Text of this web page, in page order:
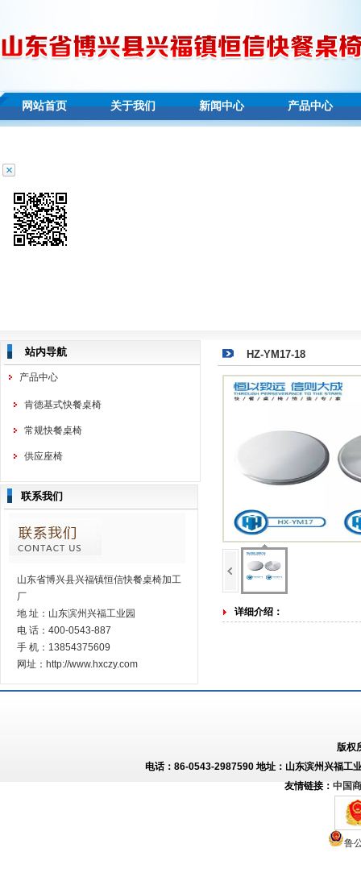
网站首页 关于我们 新闻中心 产品中心
站内导航
产品中心
肯德基式快餐桌椅
常规快餐桌椅
供应座椅
联系我们
山东省博兴县兴福镇恒信快餐桌椅加工
厂
地 址：山东滨州兴福工业园
电 话：400-0543-887
手 机：13854375609
网址：http://www.hxczy.com
HZ-YM17-18
详细介绍：
版权
电话：86-0543-2987590 地址：山东滨州兴福工
友情链接： 中国
鲁